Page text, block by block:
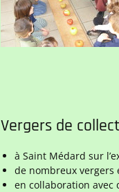
Vergers de
à Saint Médard sur
de nombreux vergers
en collaboration avec